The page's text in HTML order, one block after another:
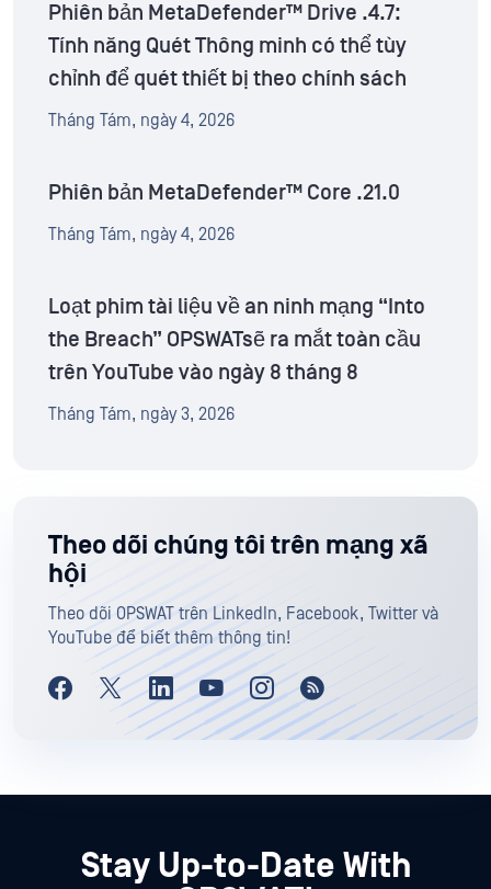
Phiên bản MetaDefender™ Drive .4.7:
Tính năng Quét Thông minh có thể tùy
chỉnh để quét thiết bị theo chính sách
Tháng Tám, ngày 4, 2026
Phiên bản MetaDefender™ Core .21.0
Tháng Tám, ngày 4, 2026
Loạt phim tài liệu về an ninh mạng “Into
the Breach” OPSWATsẽ ra mắt toàn cầu
trên YouTube vào ngày 8 tháng 8
Tháng Tám, ngày 3, 2026
Theo dõi chúng tôi trên mạng xã
hội
Theo dõi OPSWAT trên LinkedIn, Facebook, Twitter và
YouTube để biết thêm thông tin!
Stay Up-to-Date With